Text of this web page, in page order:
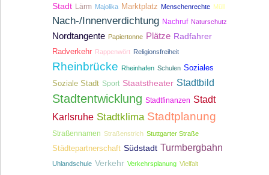
Stadt Lärm Majolika Marktplatz Menschenrechte Müll
Nach-/Innenverdichtung Nachruf Naturschutz
Nordtangente Papiertonne Plätze Radfahrer
Radverkehr Rappenwört Religionsfreiheit
Rheinbrücke Rheinhafen Schulen Soziales
Soziale Stadt Sport Staatstheater Stadtbild
Stadtentwicklung Stadtfinanzen Stadt
Karlsruhe Stadtklima Stadtplanung
Straßennamen Straßenstrich Stuttgarter Straße
Städtepartnerschaft Südstadt Turmbergbahn
Uhlandschule Verkehr Verkehrsplanung Vielfalt